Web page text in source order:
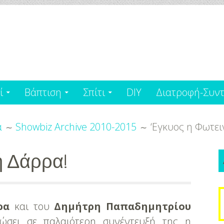
Βάπτιση Σπίτι DIY Διατροφή-
Showbiz Archive 2010-2015 ‘Εγκυος η
Δάρρα!
και του Δημήτρη Παπαδημητρίου
σε παλαιότερη συνέντευξή της η